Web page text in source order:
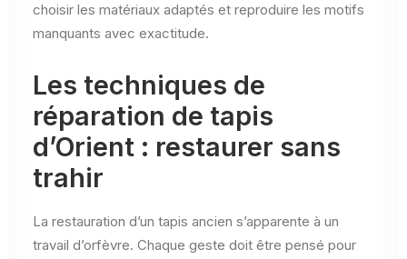
choisir les matériaux adaptés et reproduire les motifs
manquants avec exactitude.
Les techniques de
réparation de tapis
d’Orient : restaurer sans
trahir
La restauration d’un tapis ancien s’apparente à un
travail d’orfèvre. Chaque geste doit être pensé pour